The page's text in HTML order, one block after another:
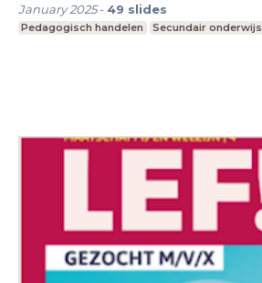
January 2025- 49 slides
Pedagogisch handelen Secundair onderwijs